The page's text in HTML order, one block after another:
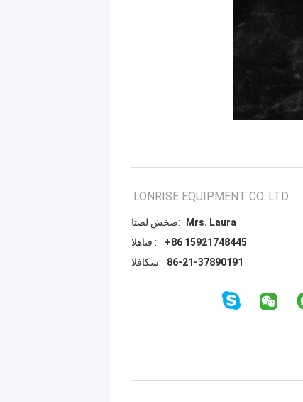
LONRISE EQUIPMENT CO. LTD.
اتصل شخص:
Mrs. Laura
الهاتف ::
+86 15921748445
الفاكس:
86-21-37890191